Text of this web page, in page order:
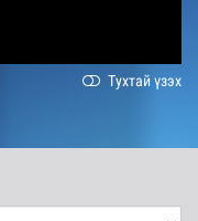
Тухтай үзэх